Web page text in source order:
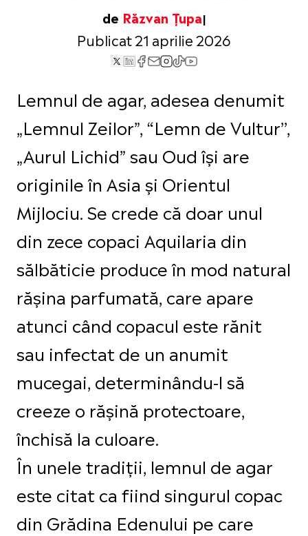
de Răzvan Țupa
Publicat 21 aprilie 2026
Lemnul de agar, adesea denumit
„Lemnul Zeilor”, “Lemn de Vultur’’,
„Aurul Lichid” sau Oud își are
originile în Asia și Orientul
Mijlociu. Se crede că doar unul
din zece copaci Aquilaria din
sălbăticie produce în mod natural
rășina parfumată, care apare
atunci când copacul este rănit
sau infectat de un anumit
mucegai, determinându-l să
creeze o rășină protectoare,
închisă la culoare.
În unele tradiții, lemnul de agar
este citat ca fiind singurul copac
din Grădina Edenului pe care